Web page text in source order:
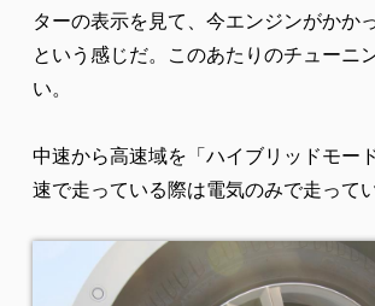
ターの表示を見て、今エンジンがかか
という感じだ。このあたりのチューニ
い。
中速から高速域を「ハイブリッドモー
速で走っている際は電気のみで走ってい